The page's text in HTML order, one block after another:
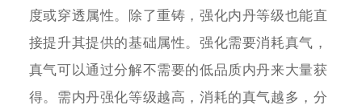
度或穿透属性。除了重铸，强化内丹等级也能直
接提升其提供的基础属性。强化需要消耗真气，
真气可以通过分解不需要的低品质内丹来大量获
得。需内丹强化等级越高，消耗的真气越多，分